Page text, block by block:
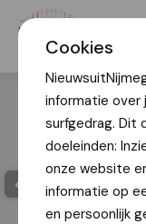
Cookies
informatie over
surfgedrag. Dit
doeleinden:
onze website
informatie op
en persoonlijk